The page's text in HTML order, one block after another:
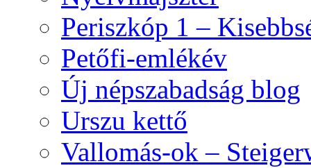
Periszkóp 1 –
Petőfi-emlékév
Új népszabadság blog
Urszu kettő
Vallomás-ok –